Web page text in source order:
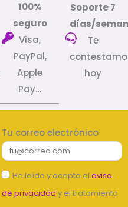
100%
seguro
Visa,
PayPal,
Apple
Pay…
Soporte 7
días/
Te
hoy
Tu correo electrónico
He leído y acepto el aviso
de privacidad y el tratamiento